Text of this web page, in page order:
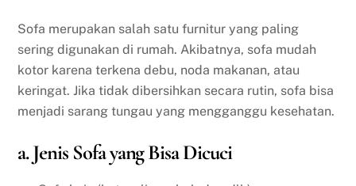
Sofa merupakan salah satu furnitur yang paling
sering digunakan di rumah. Akibatnya, sofa mudah
kotor karena terkena debu, noda makanan, atau
keringat. Jika tidak dibersihkan secara rutin, sofa bisa
menjadi sarang tungau yang mengganggu kesehatan.
a. Jenis Sofa yang Bisa Dicuci